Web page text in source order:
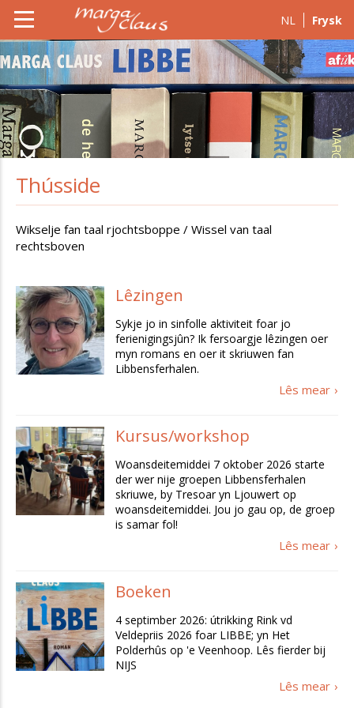
NL Frysk
Thússide
Wikselje fan taal rjochtsboppe / Wissel van taal
rechtsboven
Lêzingen
Sykje jo in sinfolle aktiviteit foar jo
ferienigingsjûn? Ik fersoargje lêzingen oer
myn romans en oer it skriuwen fan
Libbensferhalen.
Lês mear
Kursus/workshop
Woansdeitemiddei 7 oktober 2026 starte
der wer nije groepen Libbensferhalen
skriuwe, by Tresoar yn Ljouwert op
woansdeitemiddei. Jou jo gau op, de groep
is samar fol!
Lês mear
Boeken
4 septimber 2026: útrikking Rink vd
Veldepriis 2026 foar LIBBE; yn Het
Polderhûs op 'e Veenhoop. Lês fierder bij
NIJS
Lês mear